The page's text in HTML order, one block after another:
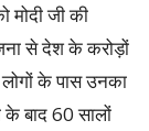
जी की
से देश के करोड़ों
के पास उनका
बाद 60 सालों